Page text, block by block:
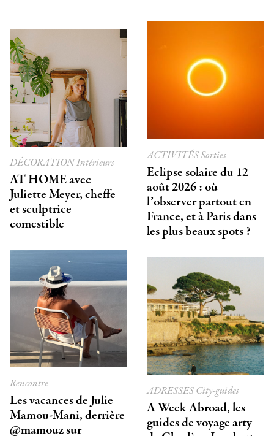
DÉCORATIONIntérieurs
AT HOME avec
Juliette Meyer, cheffe
et sculptrice
comestible
ACTIVITÉSSorties
Eclipse solaire du 12
août 2026 : où
l’observer partout en
France, et à Paris dans
les plus beaux spots ?
Rencontre
Les vacances de Julie
Mamou-Mani, derrière
@mamouz sur
ADRESSESCity-guides
A Week Abroad, les
guides de voyage arty